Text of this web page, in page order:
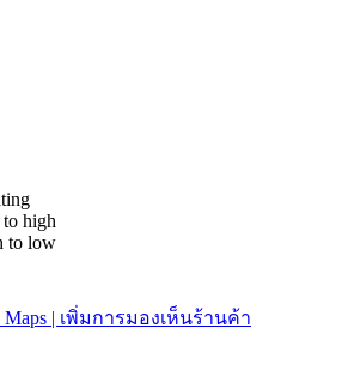
high
to low
| เพิ่มการมองเห็นร้านค้า